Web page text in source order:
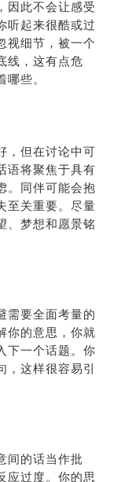
因此不会让感受
听起来很酷或过
视细节，被一个
线，这有点危
哪些。
，但在讨论中可
语将聚焦于具有
。同伴可能会抱
至关重要。尽量
、梦想和愿景铭
需要全面考量的
你的意思，你就
下一个话题。你
这样很容易引
间的话当作批
应过度。你的思